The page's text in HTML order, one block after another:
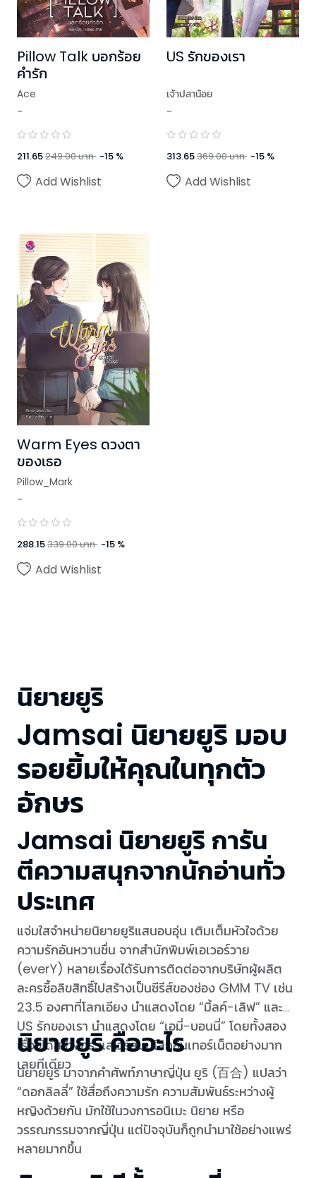
Pillow Talk บอกร้อย
คำรัก
Ace
-
211.65249.00บาท -15 %
Add Wishlist
US รักของเรา
เจ้าปลาน้อย
-
313.65369.00บาท -15 %
Add Wishlist
Warm Eyes ดวงตา
ของเธอ
Pillow_Mark
-
288.15339.00บาท -15 %
Add Wishlist
นิยายยูริ
Jamsai นิยายยูริ มอบ
รอยยิ้มให้คุณในทุกตัว
อักษร
Jamsai นิยายยูริ การัน
ตีความสนุกจากนักอ่านทั่ว
ประเทศ
แจ่มใสจำหน่ายนิยายยูริแสนอบอุ่น เติมเต็มหัวใจด้วย
ความรักอันหวานชื่น จากสำนักพิมพ์เอเวอร์วาย
(everY) หลายเรื่องได้รับการติดต่อจากบริษัทผู้ผลิต
ละครซื้อลิขสิทธิ์ไปสร้างเป็นซีรีส์ของช่อง GMM TV เช่น
23.5 องศาที่โลกเอียง นำแสดงโดย “มิ้ลค์-เลิฟ” และ
US รักของเรา นำแสดงโดย “เอมี่-บอนนี่” โดยทั้งสอง
เรื่องได้สร้างกระแสไวรัลบนโลกอินเทอร์เน็ตอย่างมาก
เลยทีเดียว
นิยายยูริ คืออะไร
นิยายยูริ มาจากคำศัพท์ภาษาญี่ปุ่น ยูริ (百合) แปลว่า
“ดอกลิลลี่” ใช้สื่อถึงความรัก ความสัมพันธ์ระหว่างผู้
หญิงด้วยกัน มักใช้ในวงการอนิเมะ นิยาย หรือ
วรรณกรรมจากญี่ปุ่น แต่ปัจจุบันก็ถูกนำมาใช้อย่างแพร่
หลายมากขึ้น